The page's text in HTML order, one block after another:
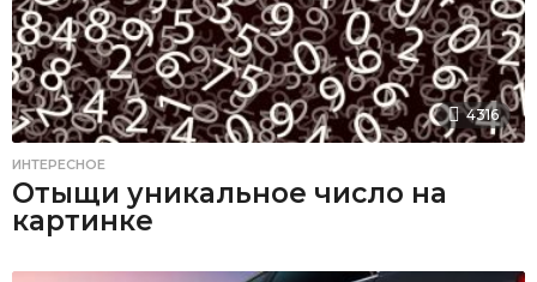
4316
ИНТЕРЕСНОЕ
Отыщи уникальное число на
картинке